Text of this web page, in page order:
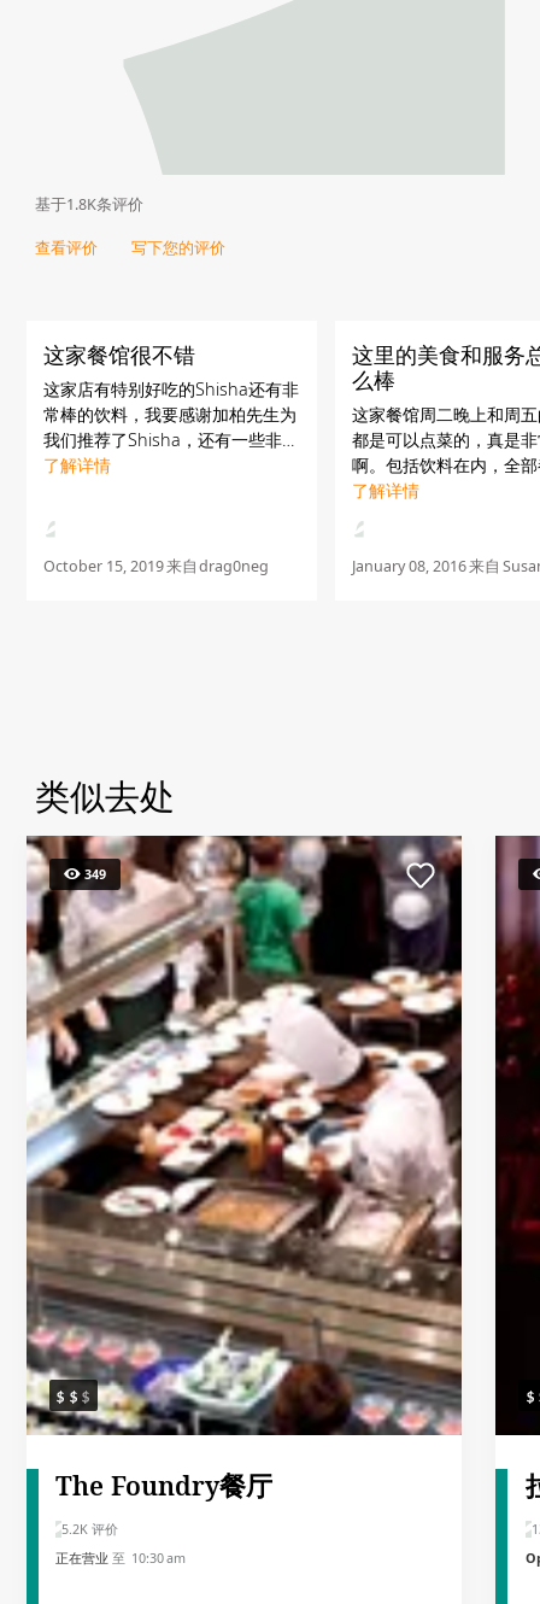
基于1.8K条评价
查看评价 写下您的评价
这家餐馆很不错
这家店有特别好吃的Shisha还有非
常棒的饮料，我要感谢加柏先生为
我们推荐了Shisha，还有一些非常
棒的饮料。如果你不知道要吃什么
给你推荐的一定不会错的。
了解详情
October 15, 2019来自drag0neg
这里的美食和服务
么棒
这家餐馆周二晚上和周
都是可以点菜的，真是
啊。包括饮料在内，全
品牌，而且补充得也很
质量超赞，服务也棒极
很迅速，而且都是面带
过这里三四十次了，说
了解详情
January 08, 2016来自
类似去处
349
The Foundry餐厅
5.2K 评价
正在营业 至 10:30 am